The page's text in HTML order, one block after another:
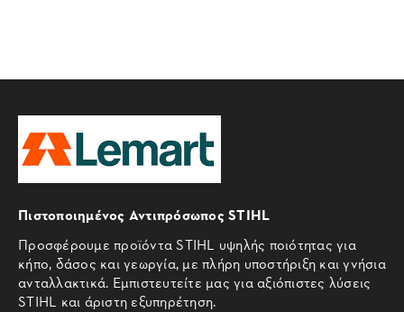
Πιστοποιημένος Αντιπρόσωπος STIHL
Προσφέρουμε προϊόντα STIHL υψηλής ποιότητας για
κήπο, δάσος και γεωργία, με πλήρη υποστήριξη και γνήσια
ανταλλακτικά. Εμπιστευτείτε μας για αξιόπιστες λύσεις
STIHL και άριστη εξυπηρέτηση.